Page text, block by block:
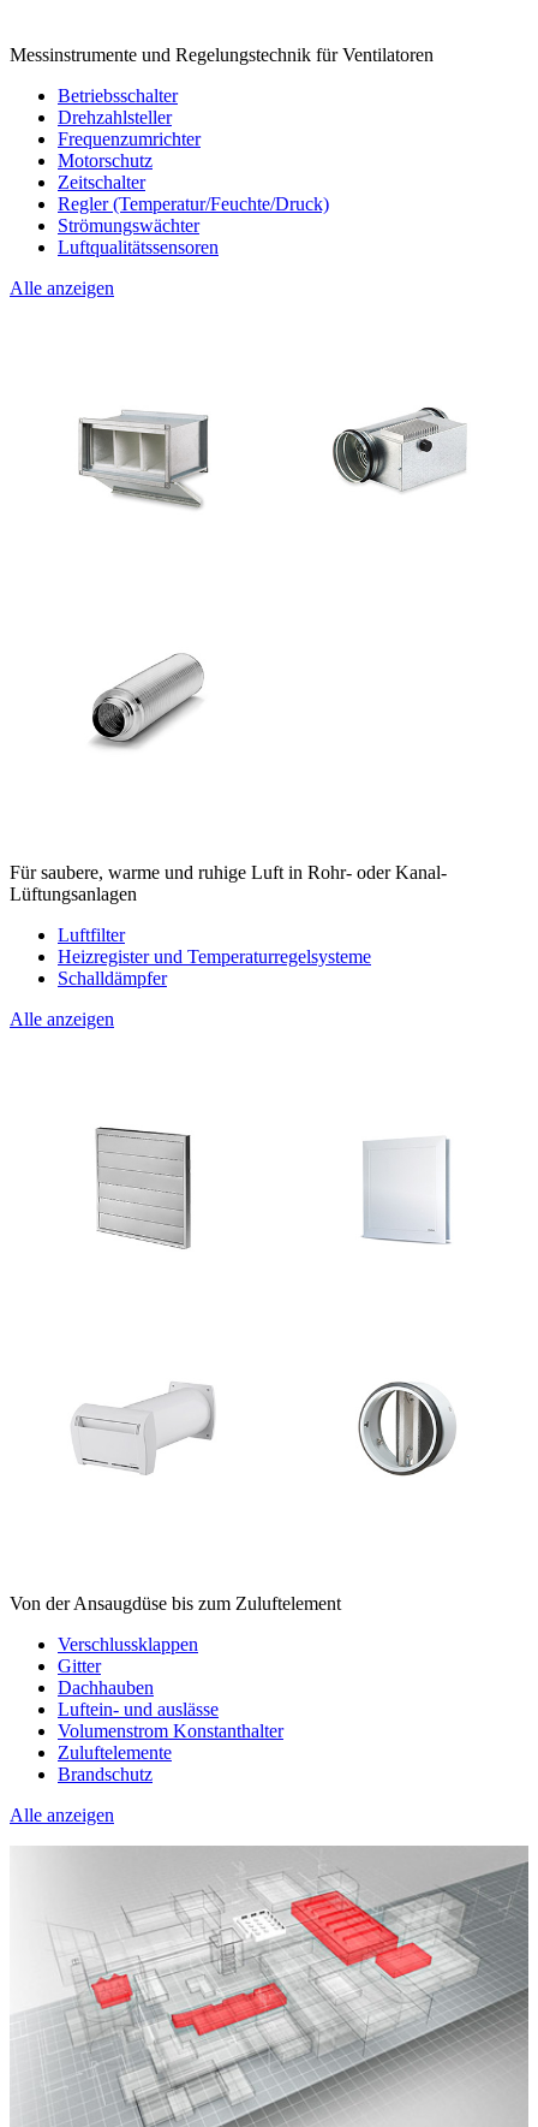
Messinstrumente und Regelungstechnik für Ventilatoren
Betriebsschalter
Drehzahlsteller
Frequenzumrichter
Motorschutz
Zeitschalter
Regler (Temperatur/Feuchte/Druck)
Strömungswächter
Luftqualitätssensoren
Alle anzeigen
Für saubere, warme und ruhige Luft in Rohr- oder Kanal-
Lüftungsanlagen
Luftfilter
Heizregister und Temperaturregelsysteme
Schalldämpfer
Alle anzeigen
Von der Ansaugdüse bis zum Zuluftelement
Verschlussklappen
Gitter
Dachhauben
Luftein- und auslässe
Volumenstrom Konstanthalter
Zuluftelemente
Brandschutz
Alle anzeigen